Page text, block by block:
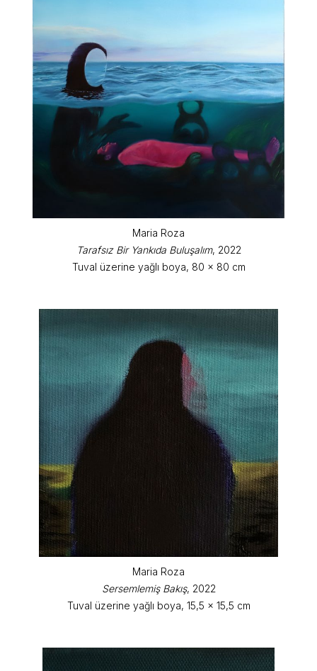
Maria Roza
Tarafsız Bir Yankıda Buluşalım, 2022
Tuval üzerine yağlı boya, 80 x 80 cm
Maria Roza
Sersemlemiş Bakış, 2022
Tuval üzerine yağlı boya, 15,5 x 15,5 cm